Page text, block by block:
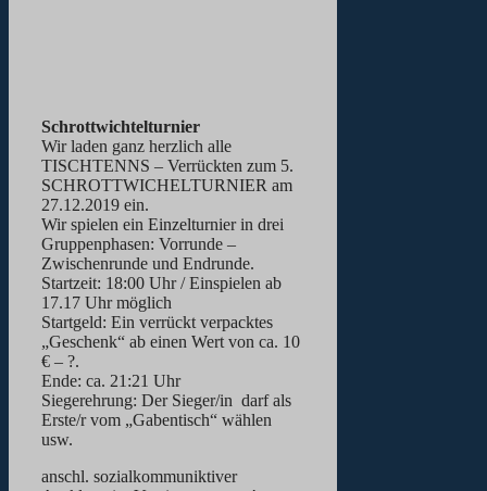
Schrottwichtelturnier
Wir laden ganz herzlich alle
TISCHTENNS – Verrückten zum 5.
SCHROTTWICHELTURNIER am
27.12.2019 ein.
Wir spielen ein Einzelturnier in drei
Gruppenphasen: Vorrunde –
Zwischenrunde und Endrunde.
Startzeit: 18:00 Uhr / Einspielen ab
17.17 Uhr möglich
Startgeld: Ein verrückt verpacktes
„Geschenk“ ab einen Wert von ca. 10
€ – ?.
Ende: ca. 21:21 Uhr
Siegerehrung: Der Sieger/in darf als
Erste/r vom „Gabentisch“ wählen
usw.
anschl. sozialkommuniktiver